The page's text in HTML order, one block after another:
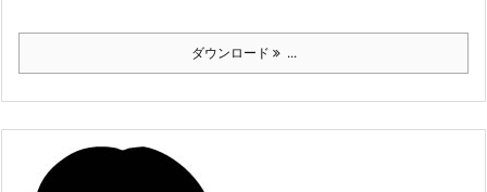
ダウンロード ...